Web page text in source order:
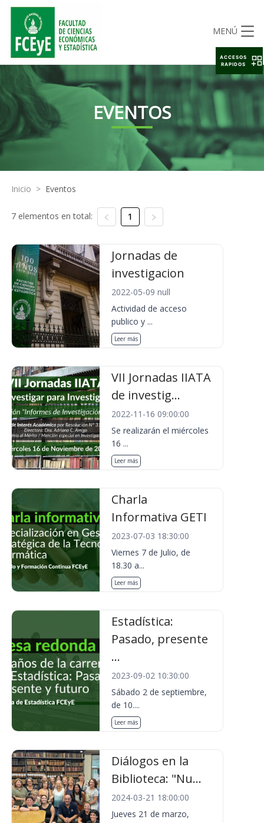
MENÚ
EVENTOS
Inicio > Eventos
7 elementos en total: 1
Jornadas de
investigacion
2022-05-09 null
Actividad de acceso
publico y ...
Leer más
VII Jornadas IIATA
de investig...
2022-11-16 09:00:00
Se realizarán el miércoles
16 ...
Leer más
Charla
Informativa GETI
2023-07-03 18:30:00
Viernes 7 de Julio, de
18.30 a...
Leer más
Estadística:
Pasado, presente
...
2023-09-02 10:30:00
Sábado 2 de septiembre,
de 10....
Leer más
Diálogos en la
Biblioteca: "Nu...
2024-03-21 18:00:00
Jueves 21 de marzo,
ACCESOS
RAPIDOS